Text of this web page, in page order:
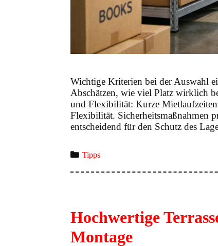
Wichtige Kriterien bei der Auswahl
Abschätzen, wie viel Platz wirklich
und Flexibilität: Kurze
Flexibilität. Sicherheitsmaßnahmen
entscheidend für den Schutz des
Categories
Tipps
Hochwertige
Montage